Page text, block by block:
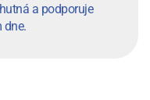
a podporuje
dne.